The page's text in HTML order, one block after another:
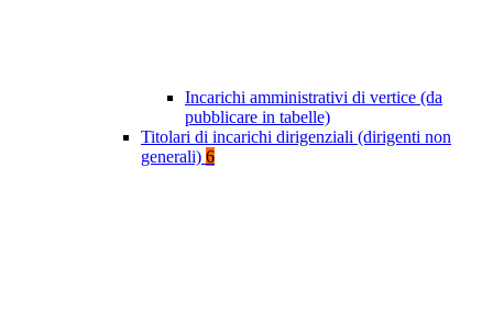
Incarichi amministrativi di vertice (da
pubblicare in tabelle)
Titolari di incarichi dirigenziali (dirigenti non
generali) 6